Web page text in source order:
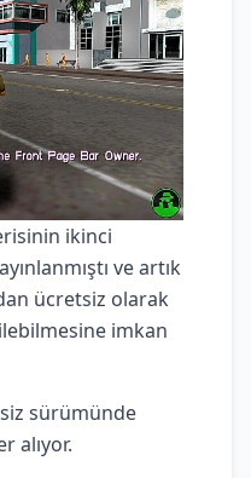
ikinci
ve artık
ücretsiz olarak
imkan
sürümünde
alıyor.